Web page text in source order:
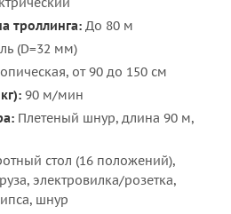
троллинга: До 80 м
(D=32 мм)
от 90 до 150 см
90 м/мин
Плетеный шнур, длина 90 м,
стол (16 положений),
электровилка/розетка,
шнур